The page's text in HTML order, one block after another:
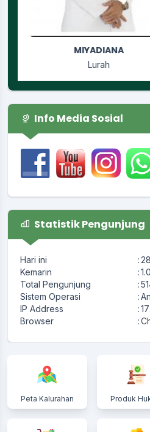
Info Media Sosial
Statistik Pengunjung
Hari ini :28
Kemarin
:
Total Pengunjung
:
Sistem Operasi
:
IP Address
:
Browser
:
Peta Kalurahan Produk